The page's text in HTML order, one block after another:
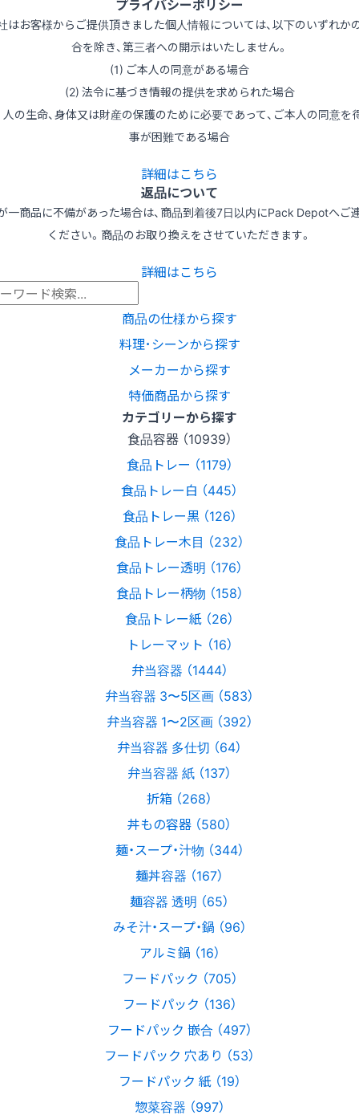
プライバシーポリシー
はお客様からご提供頂きました個人情報については、以下のいずれか
合を除き、第三者への開示はいたしません。
(1) ご本人の同意がある場合
(2) 法令に基づき情報の提供を求められた場合
の生命、身体又は財産の保護のために必要であって、ご本人の同意を
事が困難である場合
詳細はこちら
返品について
一商品に不備があった場合は、商品到着後7日以内にPack Depotへご
ください。商品のお取り換えをさせていただきます。
詳細はこちら
商品の仕様から探す
料理･シーンから探す
メーカーから探す
特価商品から探す
カテゴリーから探す
食品容器 （10939）
食品トレー （1179）
食品トレー白 （445）
食品トレー黒 （126）
食品トレー木目 （232）
食品トレー透明 （176）
食品トレー柄物 （158）
食品トレー紙 （26）
トレーマット （16）
弁当容器 （1444）
弁当容器 3〜5区画 （583）
弁当容器 1〜2区画 （392）
弁当容器 多仕切 （64）
弁当容器 紙 （137）
折箱 （268）
丼もの容器 （580）
麺・スープ・汁物 （344）
麺丼容器 （167）
麺容器 透明 （65）
みそ汁・スープ・鍋 （96）
アルミ鍋 （16）
フードパック （705）
フードパック （136）
フードパック 嵌合 （497）
フードパック 穴あり （53）
フードパック 紙 （19）
惣菜容器 （997）